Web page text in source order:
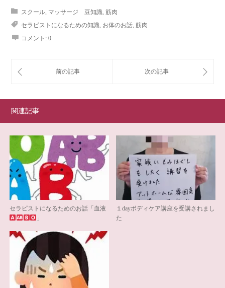
スクール, マッサージ 豆知識, 筋肉
セラピストになるための知識, お体のお話, 筋肉
コメント: 0
関連記事
セラピストになるためのお話「血液
」
１dayボディケア講座を受講されまし
た